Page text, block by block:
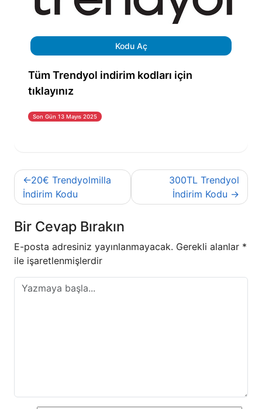
Kodu Aç
Tüm Trendyol indirim kodları için
tıklayınız
Son Gün 13 Mayıs 2025
Yazı
gezinmesi
20€ Trendyolmilla
İndirim Kodu
300TL Trendyol
İndirim Kodu
Bir Cevap Bırakın
E-posta adresiniz yayınlanmayacak. Gerekli alanlar *
ile işaretlenmişlerdir